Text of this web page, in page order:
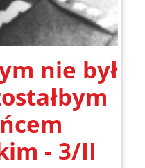
nie był
- 3/II